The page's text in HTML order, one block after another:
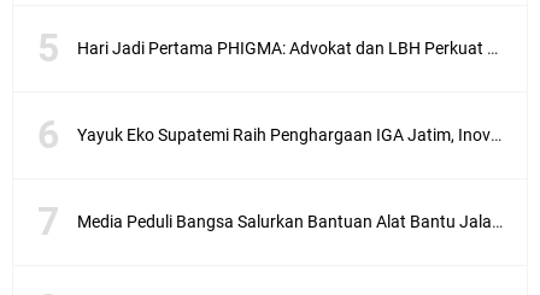
Hari Jadi Pertama PHIGMA: Advokat dan LBH Perkuat Soliditas di Jakarta
Yayuk Eko Supatemi Raih Penghargaan IGA Jatim, Inovasi Wayang Kulit untuk Anak Berkebutuhan Khusus
Media Peduli Bangsa Salurkan Bantuan Alat Bantu Jalan untuk Lansia